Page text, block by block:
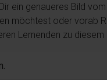
ein genaueres Bild
möchtest oder vorab
Lernenden zu diesem